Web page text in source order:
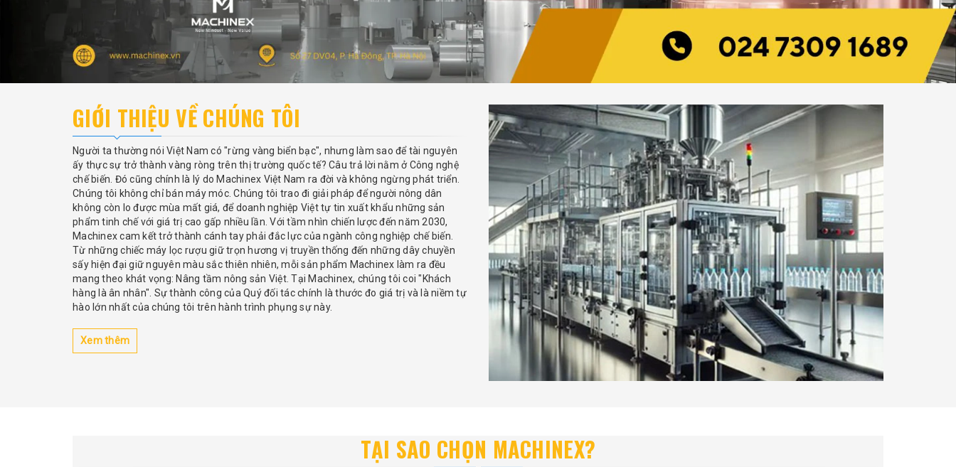
GIỚI THIỆU VỀ CHÚNG TÔI
Người ta thường nói Việt Nam có "rừng vàng biển bạc", nhưng làm sao để tài nguyên
ấy thực sự trở thành vàng ròng trên thị trường quốc tế? Câu trả lời nằm ở Công nghệ
chế biến. Đó cũng chính là lý do Machinex Việt Nam ra đời và không ngừng phát triển.
Chúng tôi không chỉ bán máy móc. Chúng tôi trao đi giải pháp để người nông dân
không còn lo được mùa mất giá, để doanh nghiệp Việt tự tin xuất khẩu những sản
phẩm tinh chế với giá trị cao gấp nhiều lần. Với tầm nhìn chiến lược đến năm 2030,
Machinex cam kết trở thành cánh tay phải đắc lực của ngành công nghiệp chế biến.
Từ những chiếc máy lọc rượu giữ trọn hương vị truyền thống đến những dây chuyền
sấy hiện đại giữ nguyên màu sắc thiên nhiên, mỗi sản phẩm Machinex làm ra đều
mang theo khát vọng: Nâng tầm nông sản Việt. Tại Machinex, chúng tôi coi "Khách
hàng là ân nhân". Sự thành công của Quý đối tác chính là thước đo giá trị và là niềm tự
hào lớn nhất của chúng tôi trên hành trình phụng sự này.
Xem thêm
TẠI SAO CHỌN MACHINEX?